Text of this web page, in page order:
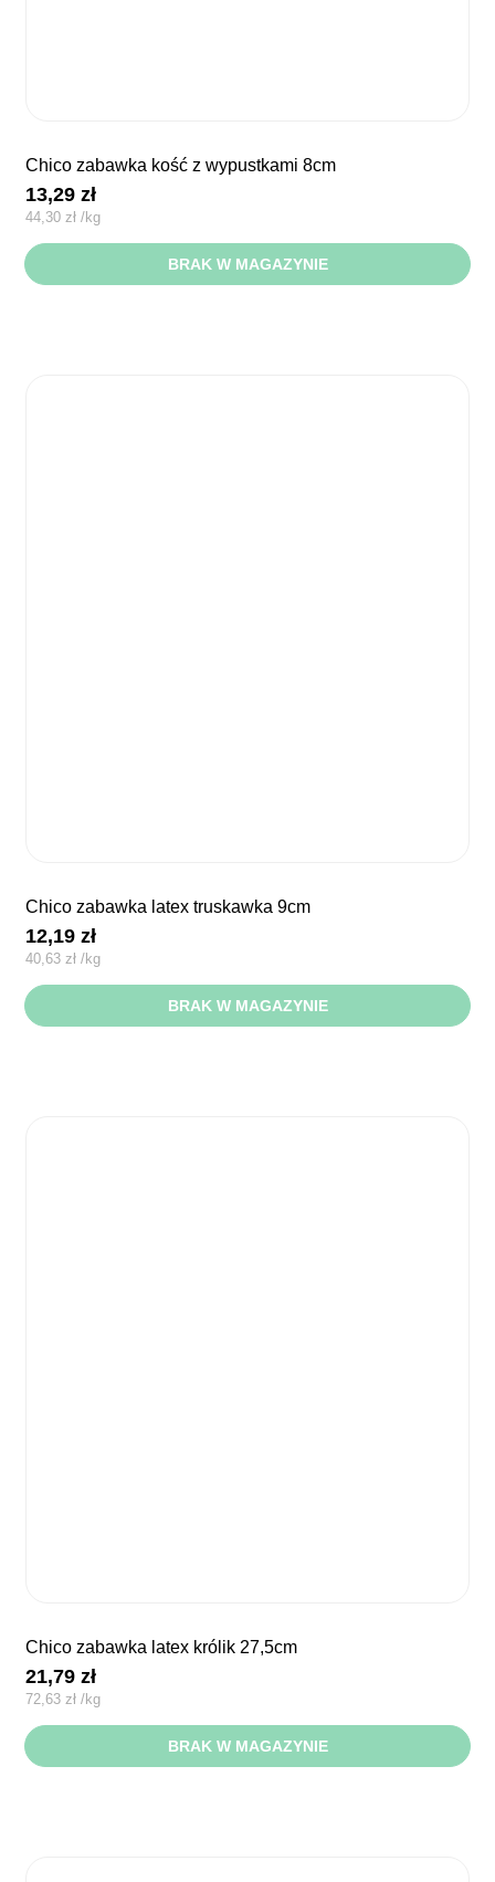
chico zabawka kość z wypustkami 8cm
13,29zł
44,30zł /kg
BRAK W MAGAZYNIE
chico zabawka latex truskawka 9cm
12,19zł
40,63 zł /kg
BRAK W MAGAZYNIE
chico zabawka latex królik 27,5cm
21,79zł
72,63 zł /kg
BRAK W MAGAZYNIE